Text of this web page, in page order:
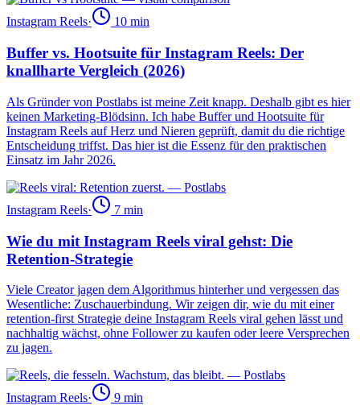
Instagram Reels· 10 min
Buffer vs. Hootsuite für Instagram Reels: Der
knallharte Vergleich (2026)
Als Gründer von Postlabs ist meine Zeit knapp. Deshalb gibt es hier
keinen Marketing-Blödsinn. Ich habe Buffer und Hootsuite für
Instagram Reels auf Herz und Nieren geprüft, damit du die richtige
Entscheidung triffst. Das hier ist die Essenz für den praktischen
Einsatz im Jahr 2026.
Instagram Reels· 7 min
Wie du mit Instagram Reels viral gehst: Die
Retention-Strategie
Viele Creator jagen dem Algorithmus hinterher und vergessen das
Wesentliche: Zuschauerbindung. Wir zeigen dir, wie du mit einer
retention-first Strategie deine Instagram Reels viral gehen lässt und
nachhaltig wächst, ohne Follower zu kaufen oder leere Versprechen
zu jagen.
Instagram Reels· 9 min